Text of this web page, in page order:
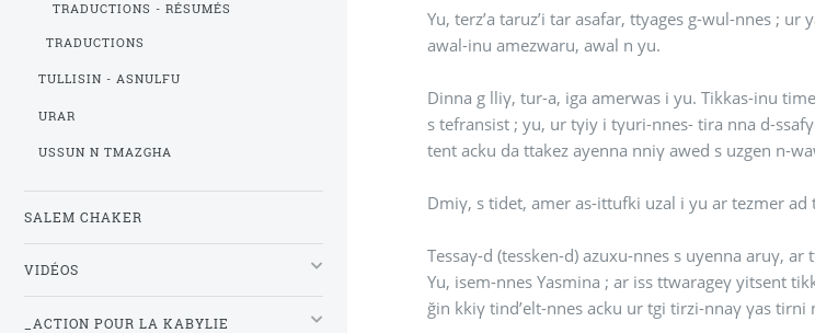
Yu, terz’a taruz’i tar asafar, ttyages g-wul-nnes ;
awal-inu amezwaru, awal n yu.
Dinna g lliγ, tur-a, iga amerwas i yu. Tikkas-inu
s tefransist ; yu, ur tγiy i tγuri-nnes- tira nna d-
tent acku da ttakez ayenna nniγ awed s uzgen n-
Dmiγ, s tidet, amer as-ittufki uzal i yu ar tezmer
Tessaγ-d (tessken-d) azuxu-nnes s uyenna aruγ, ar
Yu, isem-nnes Yasmina ; ar iss ttwarageγ yitsent
ğin kkiγ tind’elt-nnes acku ur tgi tirzi-nnaγ γas
TRADUCTIONS - RÉSUMÉS
TRADUCTIONS
TULLISIN - ASNULFU
URAR
USSUN N TMAZGHA
SALEM CHAKER
VIDÉOS
_ACTION POUR LA KABYLIE